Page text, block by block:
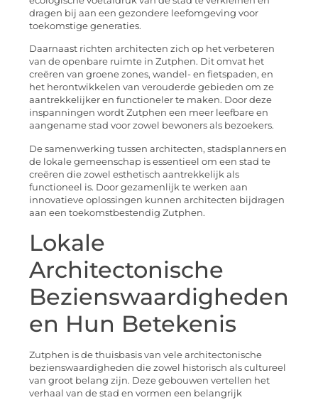
dragen bij aan een gezondere leefomgeving voor
toekomstige generaties.
Daarnaast richten architecten zich op het verbeteren
van de openbare ruimte in Zutphen. Dit omvat het
creëren van groene zones, wandel- en fietspaden, en
het herontwikkelen van verouderde gebieden om ze
aantrekkelijker en functioneler te maken. Door deze
inspanningen wordt Zutphen een meer leefbare en
aangename stad voor zowel bewoners als bezoekers.
De samenwerking tussen architecten, stadsplanners en
de lokale gemeenschap is essentieel om een stad te
creëren die zowel esthetisch aantrekkelijk als
functioneel is. Door gezamenlijk te werken aan
innovatieve oplossingen kunnen architecten bijdragen
aan een toekomstbestendig Zutphen.
Lokale
Architectonische
Bezienswaardigheden
en Hun Betekenis
Zutphen is de thuisbasis van vele architectonische
bezienswaardigheden die zowel historisch als cultureel
van groot belang zijn. Deze gebouwen vertellen het
verhaal van de stad en vormen een belangrijk